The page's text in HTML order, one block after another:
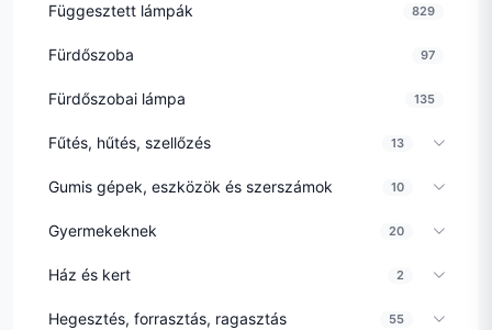
Függesztett lámpák 829
Fürdőszoba 97
Fürdőszobai lámpa 135
Fűtés, hűtés, szellőzés 13
Gumis gépek, eszközök és szerszámok 10
Gyermekeknek 20
Ház és kert 2
Hegesztés, forrasztás, ragasztás 55